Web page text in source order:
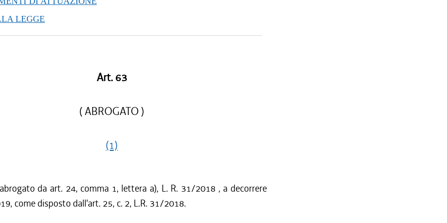
al 12/01/2016
al 12/11/2015
LEGGE
Art. 63
( ABROGATO )
(1)
da art. 24, comma 1, lettera a), L. R. 31/2018 , a decorrere
come disposto dall'art. 25, c. 2, L.R. 31/2018.